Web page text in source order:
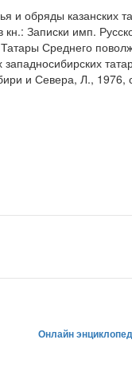
и обряды казанских
кн.: Записки имп.
Среднего
и Севера, Л., 1976,
Онлайн